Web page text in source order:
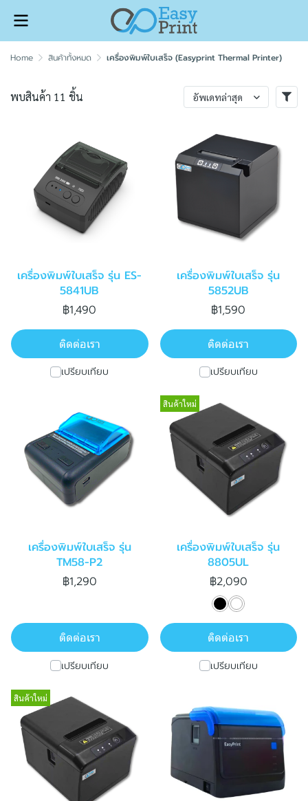
Home สินค้าทั้งหมด เครื่องพิมพ์ใบเสร็จ (Easyprint Thermal Printer)
พบสินค้า 11 ชิ้น อัพเดทล่าสุด
เครื่องพิมพ์ใบเสร็จ รุ่น ES-
5841UB
฿1,490
ติดต่อเรา
เปรียบเทียบ
เครื่องพิมพ์ใบเสร็จ รุ่น
5852UB
฿1,590
ติดต่อเรา
เปรียบเทียบ
เครื่องพิมพ์ใบเสร็จ รุ่น
TM58-P2
฿1,290
ติดต่อเรา
เปรียบเทียบ
สินค้าใหม่
เครื่องพิมพ์ใบเสร็จ รุ่น
8805UL
฿2,090
ติดต่อเรา
เปรียบเทียบ
สินค้าใหม่